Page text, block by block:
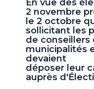
En vue des
2 novembre
le 2 octobre
sollicitant les
de conseillers
municipalités
devaient
déposer leur
auprès